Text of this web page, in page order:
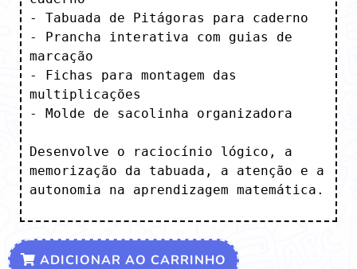
- Tabuada de Pitágoras para caderno
- Prancha interativa com guias de
marcação
- Fichas para montagem das
multiplicações
- Molde de sacolinha organizadora
Desenvolve o raciocínio lógico, a
memorização da tabuada, a atenção e a
autonomia na aprendizagem matemática.
ADICIONAR AO CARRINHO